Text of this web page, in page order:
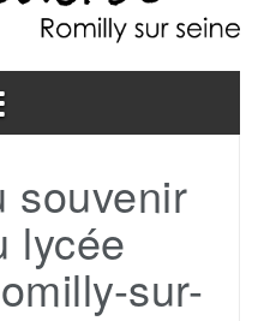
souvenir
lycée
sur-